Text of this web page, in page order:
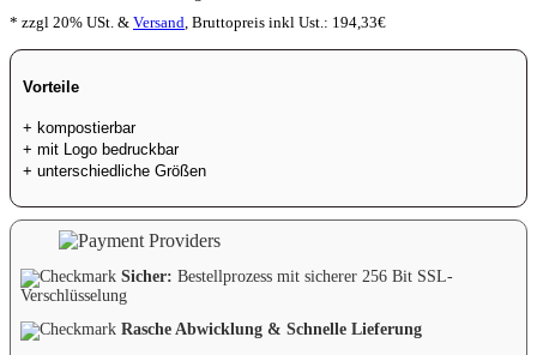
* zzgl 20% USt. & Versand Bruttopreis inkl Ust.: 194,33€
Vorteile
+ kompostierbar
+ mit Logo bedruckbar
+ unterschiedliche Größen
Sicher: Bestellprozess mit sicherer 256 Bit SSL-
Verschlüsselung
Rasche Abwicklung & Schnelle Lieferung